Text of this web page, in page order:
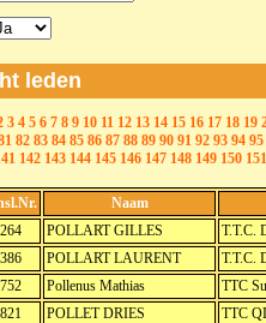
leden
3 4 5 6 7 8 9 10 11 12 13 14 15 16 17 18 19
82 83 84 85 86 87 88 89 90 91 92 93 94 95
142 143 144 145 146 147 148 149 150 151
Naam
POLLART GILLES T.T.C.
POLLART LAURENT T.T.C.
Pollenus Mathias TTC
POLLET DRIES TTC